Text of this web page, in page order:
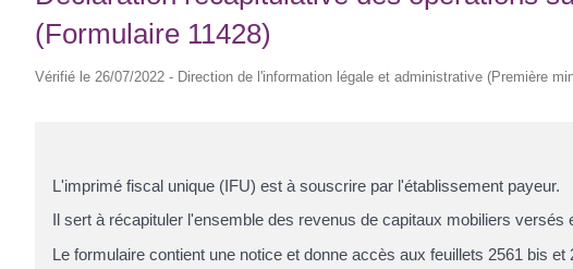
(Formulaire 11428)
Vérifié le 26/07/2022 - Direction de l'information légale et administrative (Première
L'imprimé fiscal unique (IFU) est à souscrire par l'établissement payeur.
Il sert à récapituler l'ensemble des revenus de capitaux mobiliers
Le formulaire contient une notice et donne accès aux feuillets 2561 bis et